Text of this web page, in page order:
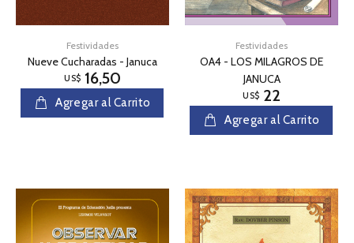
Festividades
Nueve Cucharadas - Januca
US$ 16,50
Agregar al Carrito
Festividades
OA4 - LOS MILAGROS DE
JANUCA
US$ 22
Agregar al Carrito